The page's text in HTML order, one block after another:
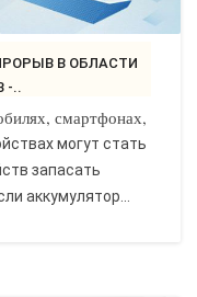
-..
смартфонах,
могут стать
запасать
аккумулятор...